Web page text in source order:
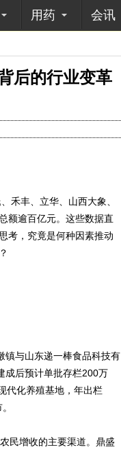
用药 会讯
后的行业变革
丰、立华、山西大象、
额逾百亿元。这些数据直
考，究竟是何种因素推动
与山东递一棒食品科技有
成后预计单批存栏200万
代化养殖基地，年出栏
民增收的主要渠道。鼎盛